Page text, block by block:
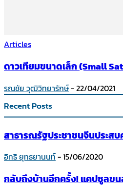
Articles
ดาวเทียมขนาดเล็ก (Small
รณชัย วุฒิวิทยารักษ์-22/04/2021
Recent Posts
สาธารณรัฐประชาชนจีนประสบ
อิทธิ ยุทธยานนท์-15/06/2020
กลับถึงบ้านอีกครั้ง! แคปซูลขน